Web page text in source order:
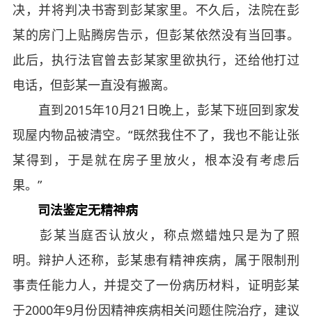
决，并将判决书寄到彭某家里。不久后，法院在彭
某的房门上贴腾房告示，但彭某依然没有当回事。
此后，执行法官曾去彭某家里欲执行，还给他打过
电话，但彭某一直没有搬离。
直到2015年10月21日晚上，彭某下班回到家发
现屋内物品被清空。“既然我住不了，我也不能让张
某得到，于是就在房子里放火，根本没有考虑后
果。”
司法鉴定无精神病
彭某当庭否认放火，称点燃蜡烛只是为了照
明。辩护人还称，彭某患有精神疾病，属于限制刑
事责任能力人，并提交了一份病历材料，证明彭某
于2000年9月份因精神疾病相关问题住院治疗，建议